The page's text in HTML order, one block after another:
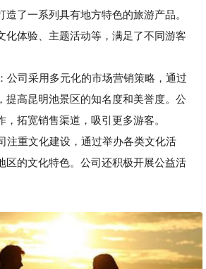
了一系列具有地方特色的旅游产品。
化体验、主题活动等，满足了不同游客
司采用多元化的市场营销策略，通过
提高昆明池景区的知名度和美誉度。公
拓宽销售渠道，吸引更多游客。
重文化建设，通过举办各类文化活
区的文化特色。公司还积极开展公益活